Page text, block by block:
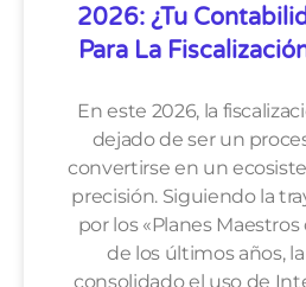
2026: ¿Tu
Para La
En este 2026, la
dejado de ser un
convertirse en un
precisión. Siguiendo la
por los «Planes Maestros
de los últimos años,
consolidado el uso de